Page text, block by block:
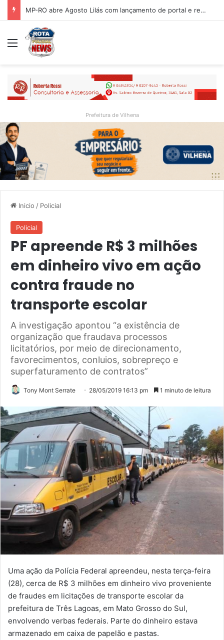
MP-RO abre Agosto Lilás com lançamento de portal e reflexão sobre trajetória da Lei Maria da Penha
Menu
Prefeitura de Vilhena
Inicio / Policial
Policial
PF apreende R$ 3 milhões
em dinheiro vivo em ação
contra fraude no
transporte escolar
A investigação apontou “a existência de
organização que fraudava processos
licitatórios, por meio de direcionamento,
favorecimentos, conluios, sobrepreço e
superfaturamento de contratos”
Tony Mont Serrate 28/05/2019 16:13 pm 1 minuto de leitura
Uma ação da Polícia Federal apreendeu, nesta terça-feira
(28), cerca de R$ 3 milhões em dinheiro vivo proveniente
de fraudes em licitações de transporte escolar da
prefeitura de Três Lagoas, em Mato Grosso do Sul,
envolvendo verbas federais. Parte do dinheiro estava
armazenado em caixa de papelão e pastas.